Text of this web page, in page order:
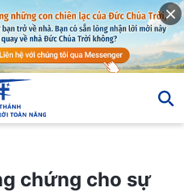
chứng cho sự